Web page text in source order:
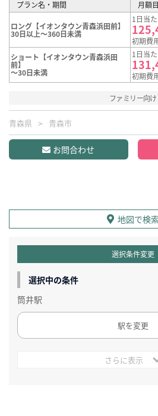
プラン名・期間 月額
ロング【イオンタウン青森浜田前】
30日以上～360日未満
1日当
初期費
ショート【イオンタウン青森浜田
前】
～30日未満
1日当
初期費
ファミリー向け
青森県 青森市
お問合わせ
地図で検索
選択条件変更
選択中の条件
筒井駅
駅を変更
さらに表示